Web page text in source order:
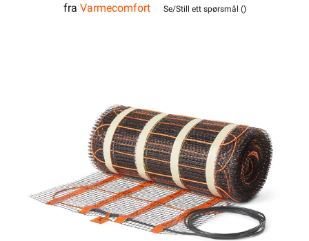
100W/m² 1,1m² 110W
fra Varmecomfort Se/Still ett spørsmål ()